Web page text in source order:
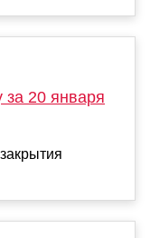
20 января